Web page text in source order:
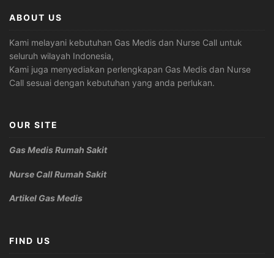
ABOUT US
Kami melayani kebutuhan Gas Medis dan Nurse Call untuk
seluruh wilayah Indonesia,
Kami juga menyediakan perlengkapan Gas Medis dan Nurse
Call sesuai dengan kebutuhan yang anda perlukan.
OUR SITE
Gas Medis Rumah Sakit
Nurse Call Rumah Sakit
Artikel Gas Medis
FIND US